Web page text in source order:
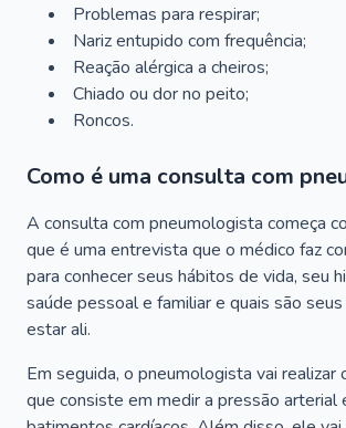
Problemas para respirar;
Nariz entupido com frequência;
Reação alérgica a cheiros;
Chiado ou dor no peito;
Roncos.
Como é uma consulta com
A consulta com pneumologista começa
que é uma entrevista que o médico faz
para conhecer seus hábitos de vida, seu
saúde pessoal e familiar e quais são
estar ali.
Em seguida, o pneumologista vai realizar
que consiste em medir a pressão arterial